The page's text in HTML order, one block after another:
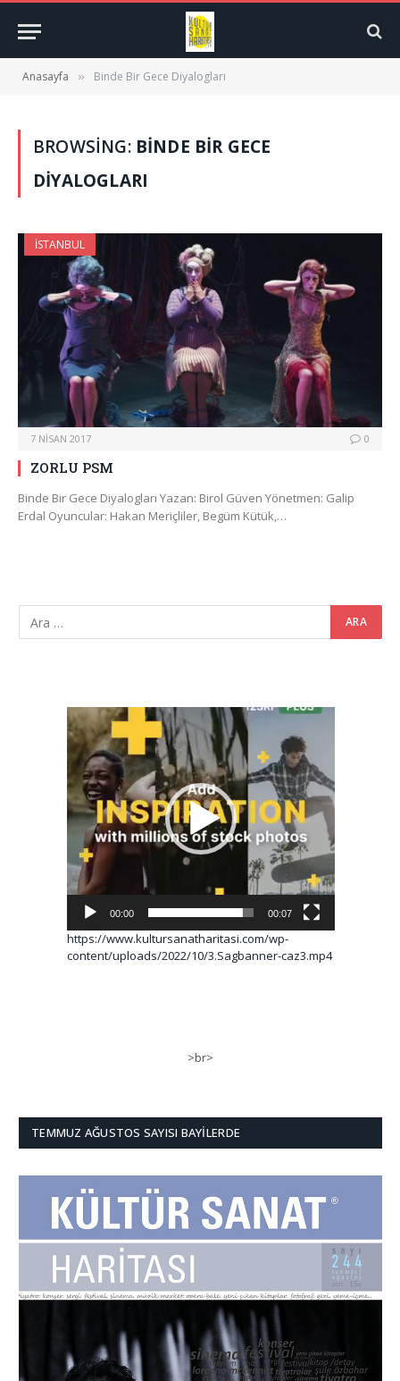
Anasayfa » Binde Bir Gece Diyalogları
BROWSING: BINDE BIR GECE
DIYALOGLARI
İSTANBUL
7 NISAN 2017 0
ZORLU PSM
Binde Bir Gece Diyalogları Yazan: Birol Güven Yönetmen: Galip
Erdal Oyuncular: Hakan Meriçliler, Begüm Kütük,…
Video
oynatıcı
00:00 00:07
https://www.kultursanatharitasi.com/wp-
content/uploads/2022/10/3.Sagbanner-caz3.mp4
>br>
TEMMUZ AĞUSTOS SAYISI BAYILERDE